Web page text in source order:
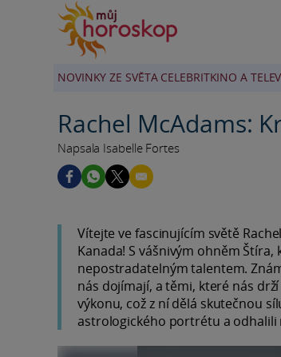
NOVINKY ZE SVĚTA CELEBRITKINO A
Rachel McAdams:
Napsala Isabelle Fortes
Vítejte ve fascinujícím světě
Kanada! S vášnivým ohněm
nepostradatelným talentem.
nás dojímají, a těmi, které nás
výkonu, což z ní dělá skutečnou
astrologického portrétu a